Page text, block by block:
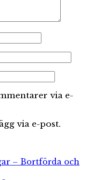
via e-
via e-post.
– Bortförda och